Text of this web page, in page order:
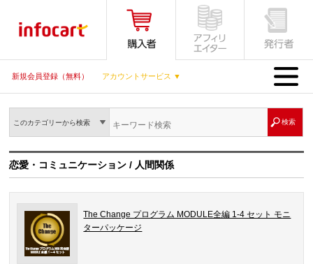
新規会員登録（無料） アカウントサービス ▼ MENU
このカテゴリーから検索
恋愛・コミュニケーション / 人間関係
The Change プログラム MODULE全編 1-4 セット モニ
ターパッケージ